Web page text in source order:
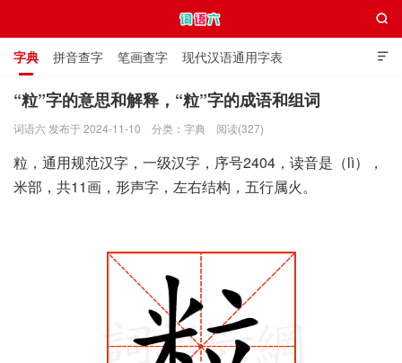

字典 拼音查字 笔画查字 现代汉语通用字表
通用规范汉字表 叠字大全 独体字大全 极简英语词典

“粒”字的意思和解释，“粒”字的成语和组词
词语六 发布于 2024-11-10 分类： 字典 阅读(327)
粒，通用规范汉字，一级汉字，序号2404，读音是（lì），
米部，共11画，形声字，左右结构，五行属火。